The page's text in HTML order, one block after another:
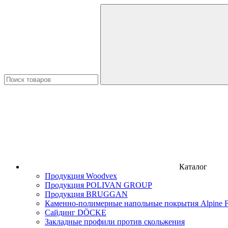
Каталог
Продукция Woodvex
Продукция POLIVAN GROUP
Продукция BRUGGAN
Каменно-полимерные напольные покрытия Alpine
Сайдинг DÖCKE
Закладные профили против скольжения